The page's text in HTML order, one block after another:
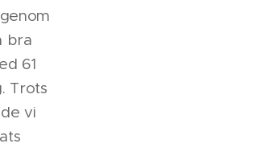
bra
61
Trots
vi